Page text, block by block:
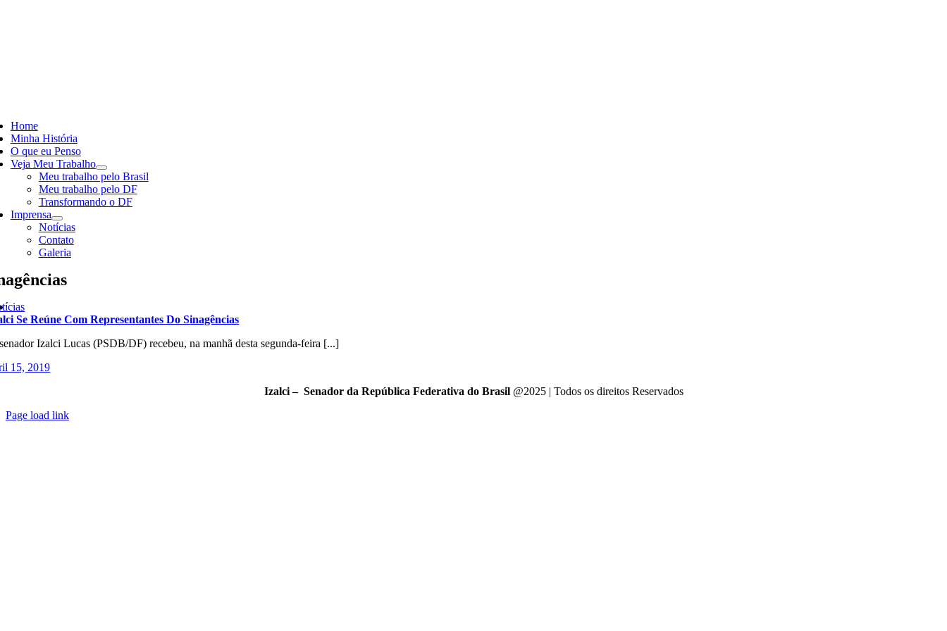
Home
Minha História
O que eu Penso
Veja Meu Trabalho
Meu trabalho pelo Brasil
Meu trabalho pelo DF
Transformando o DF
Imprensa
Notícias
Contato
Galeria
Se Reúne Com Representantes Do Sinagências
Izalci Lucas (PSDB/DF) recebeu, na manhã desta segunda-feira [...]
15, 2019
Izalci – Senador da República Federativa do Brasil@2025 | Todos os direitos Reservados
Page load link